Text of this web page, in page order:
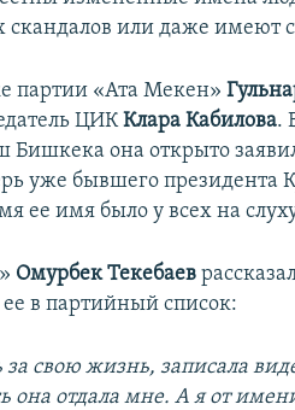
скандалов или даже имеют
партии «Ата Мекен»
ЦИККлара Кабилова.
Бишкека она открыто
уже бывшего президента
ее имя было у всех на
Омурбек Текебаев
ее в партийный список:
за свою жизнь, записала
она отдала мне. А я от